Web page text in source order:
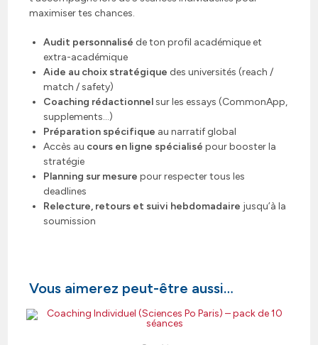
maximiser tes chances.
Audit personnalisé de ton profil académique et
extra-académique
Aide au choix stratégique des universités (reach /
match / safety)
Coaching rédactionnelsur les essays (CommonApp,
supplements…)
Préparation spécifique au narratif global
Accès au cours en ligne spécialisépour booster la
stratégie
Planning sur mesure pour respecter tous les
deadlines
Relecture, retours et suivi hebdomadaire jusqu’à la
soumission
Vous aimerez peut-être aussi…